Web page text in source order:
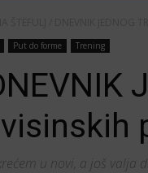
Put do forme Trening
u novi, a još valja